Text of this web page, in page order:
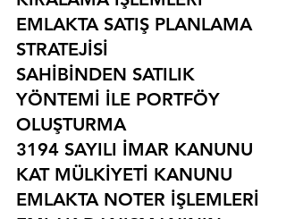
EMLAKTA SATIŞ PLANLAMA
STRATEJİSİ
SAHİBİNDEN SATILIK
YÖNTEMİ İLE PORTFÖY
OLUŞTURMA
3194 SAYILI İMAR KANUNU
KAT MÜLKİYETİ KANUNU
EMLAKTA NOTER İŞLEMLERİ